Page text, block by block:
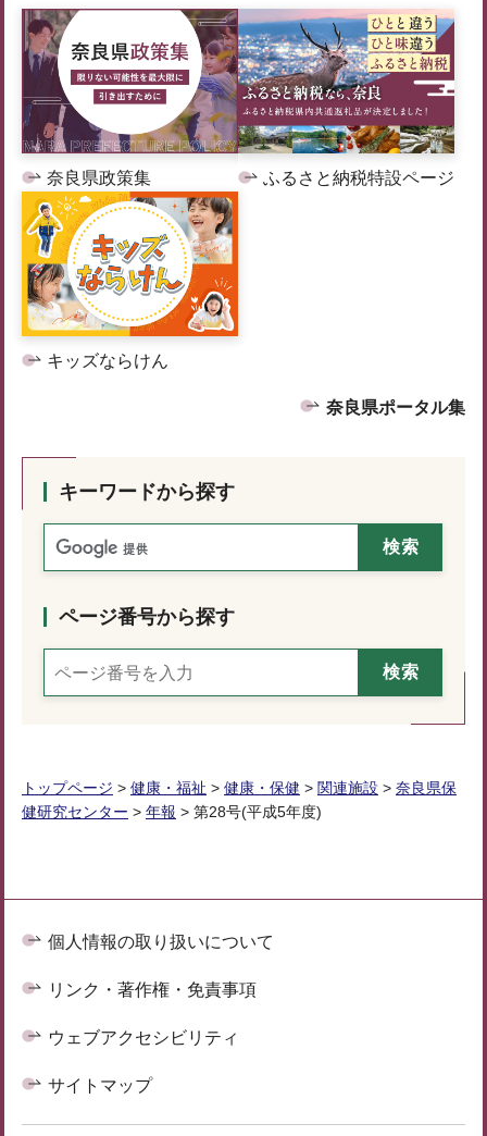
奈良県政策集 ふるさと納税特設ページ
キッズならけん
奈良県ポータル集
キーワードから探す
ページ番号から探す
トップページ > 健康・福祉 > 健康・保健 > 関連施設 > 奈良県保
健研究センター > 年報 > 第28号(平成5年度)
個人情報の取り扱いについて
リンク・著作権・免責事項
ウェブアクセシビリティ
サイトマップ